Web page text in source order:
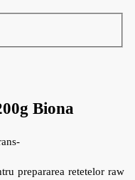
Biona
prepararea retetelor raw